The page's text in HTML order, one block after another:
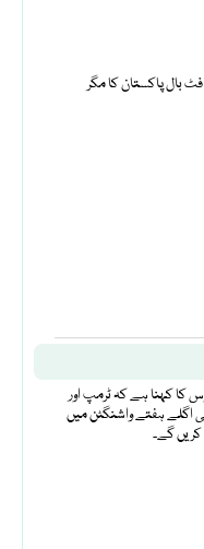
کا کہنا ہے کہ ٹرمپ اور
اگلے ہفتے واشنگٹن میں
گے۔